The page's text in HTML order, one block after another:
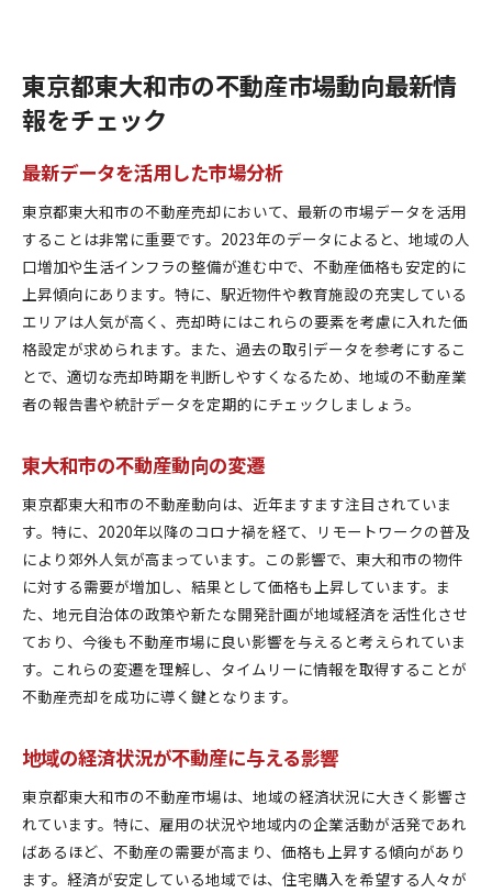
東京都東大和市の不動産市場動向最新情
報をチェック
最新データを活用した市場分析
東京都東大和市の不動産売却において、最新の市場データを活用
することは非常に重要です。2023年のデータによると、地域の人
口増加や生活インフラの整備が進む中で、不動産価格も安定的に
上昇傾向にあります。特に、駅近物件や教育施設の充実している
エリアは人気が高く、売却時にはこれらの要素を考慮に入れた価
格設定が求められます。また、過去の取引データを参考にするこ
とで、適切な売却時期を判断しやすくなるため、地域の不動産業
者の報告書や統計データを定期的にチェックしましょう。
東大和市の不動産動向の変遷
東京都東大和市の不動産動向は、近年ますます注目されていま
す。特に、2020年以降のコロナ禍を経て、リモートワークの普及
により郊外人気が高まっています。この影響で、東大和市の物件
に対する需要が増加し、結果として価格も上昇しています。ま
た、地元自治体の政策や新たな開発計画が地域経済を活性化させ
ており、今後も不動産市場に良い影響を与えると考えられていま
す。これらの変遷を理解し、タイムリーに情報を取得することが
不動産売却を成功に導く鍵となります。
地域の経済状況が不動産に与える影響
東京都東大和市の不動産市場は、地域の経済状況に大きく影響さ
れています。特に、雇用の状況や地域内の企業活動が活発であれ
ばあるほど、不動産の需要が高まり、価格も上昇する傾向があり
ます。経済が安定している地域では、住宅購入を希望する人々が